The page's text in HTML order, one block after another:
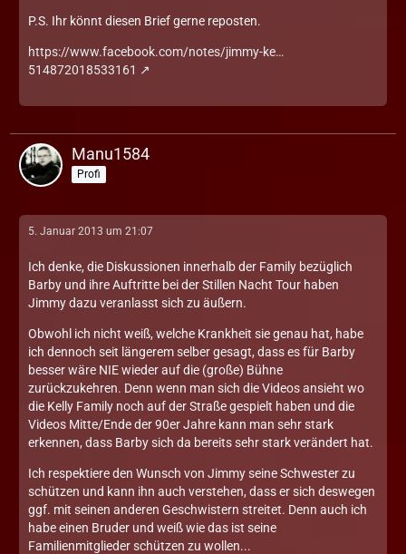
P.S. Ihr könnt diesen Brief gerne reposten.
https://www.facebook.com/notes/jimmy-ke…
514872018533161
Manu1584
Profi
5. Januar 2013 um 21:07
Ich denke, die Diskussionen innerhalb der Family bezüglich
Barby und ihre Auftritte bei der Stillen Nacht Tour haben
Jimmy dazu veranlasst sich zu äußern.
Obwohl ich nicht weiß, welche Krankheit sie genau hat, habe
ich dennoch seit längerem selber gesagt, dass es für Barby
besser wäre NIE wieder auf die (große) Bühne
zurückzukehren. Denn wenn man sich die Videos ansieht wo
die Kelly Family noch auf der Straße gespielt haben und die
Videos Mitte/Ende der 90er Jahre kann man sehr stark
erkennen, dass Barby sich da bereits sehr stark verändert hat.
Ich respektiere den Wunsch von Jimmy seine Schwester zu
schützen und kann ihn auch verstehen, dass er sich deswegen
ggf. mit seinen anderen Geschwistern streitet. Denn auch ich
habe einen Bruder und weiß wie das ist seine
Familienmitglieder schützen zu wollen...